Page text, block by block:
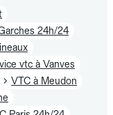
24h/24
vtc à Vanves
VTC à Meudon